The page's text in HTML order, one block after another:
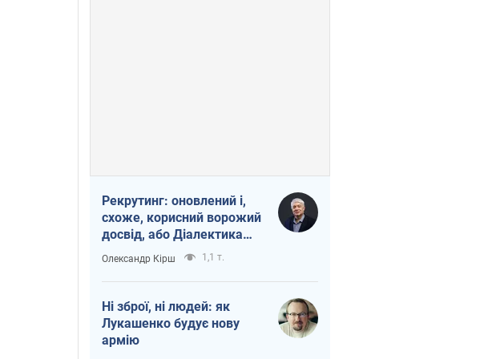
Рекрутинг: оновлений і,
схоже, корисний ворожий
досвід, або Діалектика
вибагливого боягузтва
Олександр Кірш 1,1 т.
Ні зброї, ні людей: як
Лукашенко будує нову
армію